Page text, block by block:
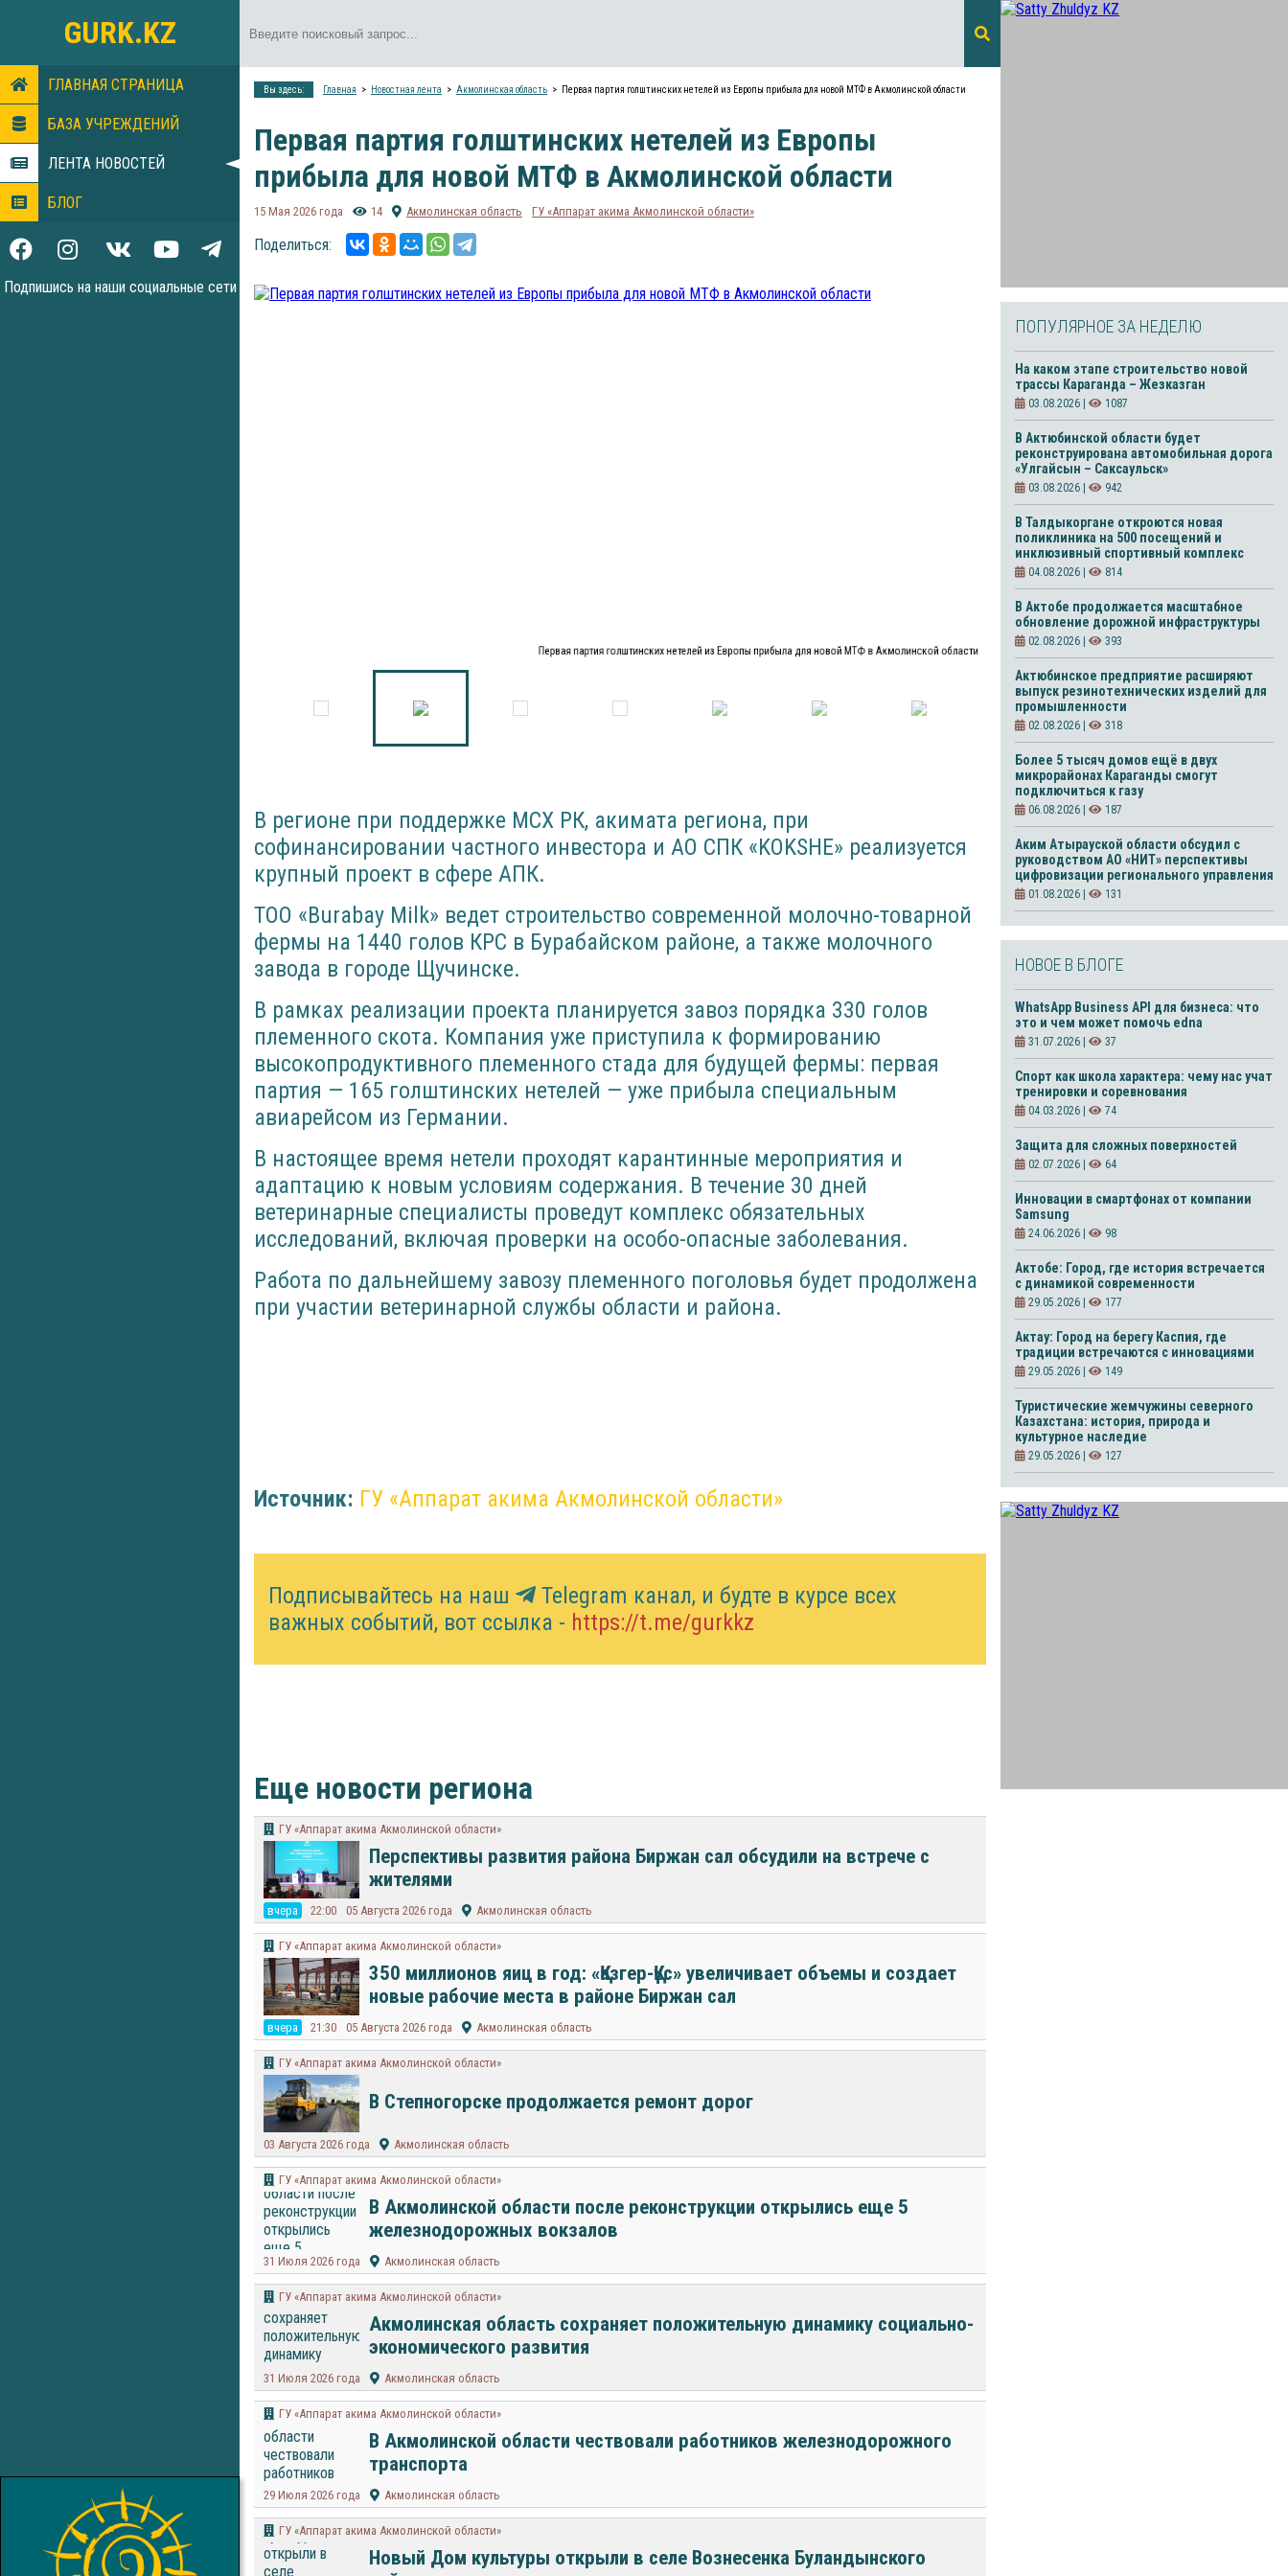
GURK.KZ
ГЛАВНАЯ СТРАНИЦА
БАЗА УЧРЕЖДЕНИЙ
ЛЕНТА НОВОСТЕЙ
БЛОГ
Подпишись на наши социальные сети
Вы здесь: Главная Новостная лента Акмолинская область Первая партия голштинских нетелей из Европы прибыла для новой МТФ в Акмолинской области
Первая партия голштинских нетелей из Европы
прибыла для новой МТФ в Акмолинской области
15 Мая 2026 года 14 Акмолинская область ГУ «Аппарат акима Акмолинской области»
Поделиться:
Первая партия голштинских нетелей из Европы прибыла для новой МТФ в Акмолинской области
В регионе при поддержке МСХ РК, акимата региона, при
софинансировании частного инвестора и АО СПК «KOKSHE» реализуется
крупный проект в сфере АПК.
ТОО «Burabay Milk» ведет строительство современной молочно-товарной
фермы на 1440 голов КРС в Бурабайском районе, а также молочного
завода в городе Щучинске.
В рамках реализации проекта планируется завоз порядка 330 голов
племенного скота. Компания уже приступила к формированию
высокопродуктивного племенного стада для будущей фермы: первая
партия — 165 голштинских нетелей — уже прибыла специальным
авиарейсом из Германии.
В настоящее время нетели проходят карантинные мероприятия и
адаптацию к новым условиям содержания. В течение 30 дней
ветеринарные специалисты проведут комплекс обязательных
исследований, включая проверки на особо-опасные заболевания.
Работа по дальнейшему завозу племенного поголовья будет продолжена
при участии ветеринарной службы области и района.
Источник: ГУ «Аппарат акима Акмолинской области»
Подписывайтесь на наш
Telegram канал, и будте в курсе всех
важных событий, вот ссылка - https://t.me/gurkkz
Еще новости региона
ГУ «Аппарат акима Акмолинской области»
Перспективы развития района Биржан сал обсудили на встрече с
жителями
вчера 22:00 05 Августа 2026 года Акмолинская область
ГУ «Аппарат акима Акмолинской области»
350 миллионов яиц в год: «Қазгер-Құс» увеличивает объемы и создает
новые рабочие места в районе Биржан сал
вчера 21:30 05 Августа 2026 года Акмолинская область
ГУ «Аппарат акима Акмолинской области»
В Степногорске продолжается ремонт дорог
03 Августа 2026 года Акмолинская область
ГУ «Аппарат акима Акмолинской области»
В Акмолинской области после реконструкции открылись еще 5
железнодорожных вокзалов
31 Июля 2026 года Акмолинская область
ГУ «Аппарат акима Акмолинской области»
Акмолинская область сохраняет положительную динамику социально-
экономического развития
31 Июля 2026 года Акмолинская область
ГУ «Аппарат акима Акмолинской области»
В Акмолинской области чествовали работников железнодорожного
транспорта
29 Июля 2026 года Акмолинская область
ГУ «Аппарат акима Акмолинской области»
Новый Дом культуры открыли в селе Вознесенка Буландынского
ПОПУЛЯРНОЕ ЗА НЕДЕЛЮ
На каком этапе строительство новой
трассы Караганда – Жезказган
03.08.2026 | 1087
В Актюбинской области будет
реконструирована автомобильная дорога
«Улгайсын – Саксаульск»
03.08.2026 | 942
В Талдыкоргане откроются новая
поликлиника на 500 посещений и
инклюзивный спортивный комплекс
04.08.2026 | 814
В Актобе продолжается масштабное
обновление дорожной инфраструктуры
02.08.2026 | 393
Актюбинское предприятие расширяют
выпуск резинотехнических изделий для
промышленности
02.08.2026 | 318
Более 5 тысяч домов ещё в двух
микрорайонах Караганды смогут
подключиться к газу
06.08.2026 | 187
Аким Атырауской области обсудил с
руководством АО «НИТ» перспективы
цифровизации регионального управления
01.08.2026 | 131
НОВОЕ В БЛОГЕ
WhatsApp Business API для бизнеса: что
это и чем может помочь edna
31.07.2026 | 37
Спорт как школа характера: чему нас учат
тренировки и соревнования
04.03.2026 | 74
Защита для сложных поверхностей
02.07.2026 | 64
Инновации в смартфонах от компании
Samsung
24.06.2026 | 98
Актобе: Город, где история встречается
с динамикой современности
29.05.2026 | 177
Актау: Город на берегу Каспия, где
традиции встречаются с инновациями
29.05.2026 | 149
Туристические жемчужины северного
Казахстана: история, природа и
культурное наследие
29.05.2026 | 127